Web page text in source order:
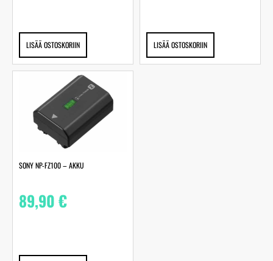
LISÄÄ OSTOSKORIIN LISÄÄ OSTOSKORIIN
SONY NP-FZ100 – AKKU
89,90€